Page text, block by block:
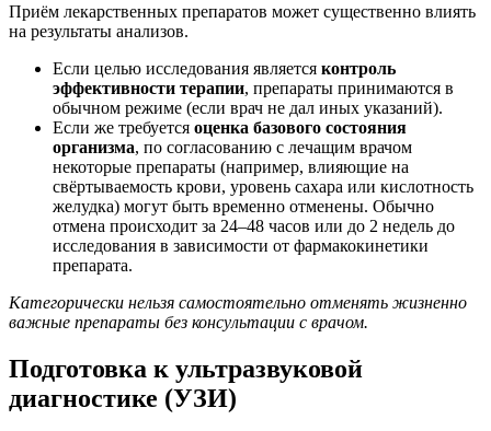
Приём лекарственных препаратов может существенно влиять
на результаты анализов.
Если целью исследования является контроль
эффективности терапии, препараты принимаются в
обычном режиме (если врач не дал иных указаний).
Если же требуется оценка базового состояния
организма, по согласованию с лечащим врачом
некоторые препараты (например, влияющие на
свёртываемость крови, уровень сахара или кислотность
желудка) могут быть временно отменены. Обычно
отмена происходит за 24–48 часов или до 2 недель до
исследования в зависимости от фармакокинетики
препарата.
Категорически нельзя самостоятельно отменять жизненно
важные препараты без консультации с врачом.
Подготовка к ультразвуковой
диагностике (УЗИ)